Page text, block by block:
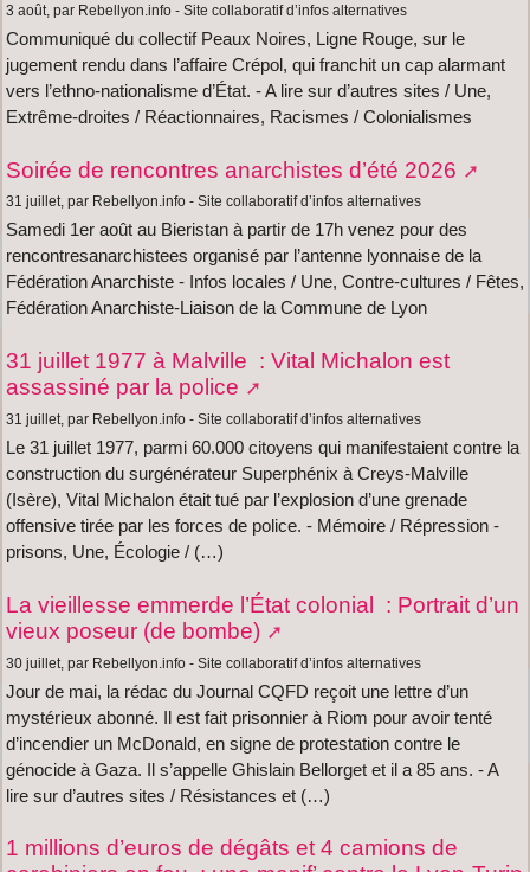
3 août, par Rebellyon.info - Site collaboratif d’infos alternatives
Communiqué du collectif Peaux Noires, Ligne Rouge, sur le
jugement rendu dans l’affaire Crépol, qui franchit un cap alarmant
vers l’ethno-nationalisme d’État. - A lire sur d’autres sites / Une,
Extrême-droites / Réactionnaires, Racismes / Colonialismes
Soirée de rencontres anarchistes d’été 2026
31 juillet, par Rebellyon.info - Site collaboratif d’infos alternatives
Samedi 1er août au Bieristan à partir de 17h venez pour des
rencontresanarchistees organisé par l’antenne lyonnaise de la
Fédération Anarchiste - Infos locales / Une, Contre-cultures / Fêtes,
Fédération Anarchiste-Liaison de la Commune de Lyon
31 juillet 1977 à Malville : Vital Michalon est
assassiné par la police
31 juillet, par Rebellyon.info - Site collaboratif d’infos alternatives
Le 31 juillet 1977, parmi 60.000 citoyens qui manifestaient contre la
construction du surgénérateur Superphénix à Creys-Malville
(Isère), Vital Michalon était tué par l’explosion d’une grenade
offensive tirée par les forces de police. - Mémoire / Répression -
prisons, Une, Écologie / (…)
La vieillesse emmerde l’État colonial : Portrait d’un
vieux poseur (de bombe)
30 juillet, par Rebellyon.info - Site collaboratif d’infos alternatives
Jour de mai, la rédac du Journal CQFD reçoit une lettre d’un
mystérieux abonné. Il est fait prisonnier à Riom pour avoir tenté
d’incendier un McDonald, en signe de protestation contre le
génocide à Gaza. Il s’appelle Ghislain Bellorget et il a 85 ans. - A
lire sur d’autres sites / Résistances et (…)
1 millions d’euros de dégâts et 4 camions de